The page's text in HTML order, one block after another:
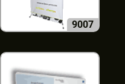
9007